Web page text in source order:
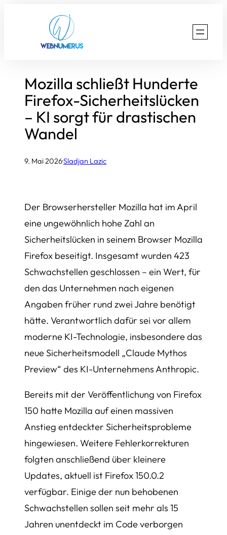
Mozilla schließt Hunderte
Firefox-Sicherheitslücken
– KI sorgt für drastischen
Wandel
9. Mai 2026·Sladjan Lazic
Der Browserhersteller Mozilla hat im April
eine ungewöhnlich hohe Zahl an
Sicherheitslücken in seinem Browser Mozilla
Firefox beseitigt. Insgesamt wurden 423
Schwachstellen geschlossen – ein Wert, für
den das Unternehmen nach eigenen
Angaben früher rund zwei Jahre benötigt
hätte. Verantwortlich dafür sei vor allem
moderne KI-Technologie, insbesondere das
neue Sicherheitsmodell „Claude Mythos
Preview“ des KI-Unternehmens Anthropic.
Bereits mit der Veröffentlichung von Firefox
150 hatte Mozilla auf einen massiven
Anstieg entdeckter Sicherheitsprobleme
hingewiesen. Weitere Fehlerkorrekturen
folgten anschließend über kleinere
Updates, aktuell ist Firefox 150.0.2
verfügbar. Einige der nun behobenen
Schwachstellen sollen seit mehr als 15
Jahren unentdeckt im Code verborgen